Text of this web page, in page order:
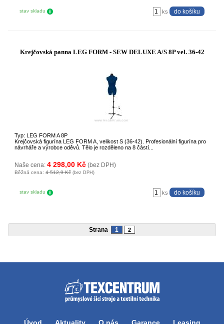
stav skladu ks
Krejčovská panna LEG FORM - SEW DELUXE A/S 8P vel. 36-42
Typ: LEG FORM A 8P
Krejčovská figurína LEG FORM A, velikost S (36-42). Profesionální figurína pro
návrháře a výrobce oděvů. Tělo je rozděleno na 8 částí...
Naše cena: 4 298,00 Kč (bez DPH)
Běžná cena: 4 512,9 Kč (bez DPH)
stav skladu ks
Strana 1 2
Úvod Aktuality O nás Garance Leasing